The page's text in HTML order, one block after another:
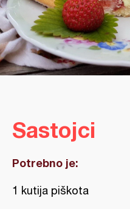
Sastojci
Potrebno je:
1 kutija piškota